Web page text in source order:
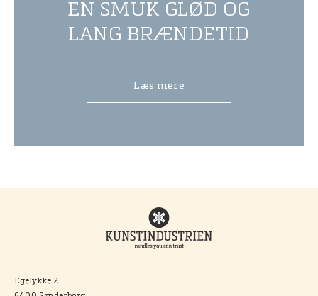
EN SMUK GLØD OG
LANG BRÆNDETID
Læs mere
Egelykke 2